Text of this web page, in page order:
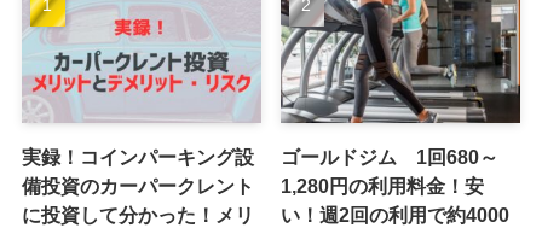
実録！コインパーキング設
備投資のカーパークレント
に投資して分かった！メリ
ゴールドジム 1回680～
1,280円の利用料金！安
い！週2回の利用で約4000